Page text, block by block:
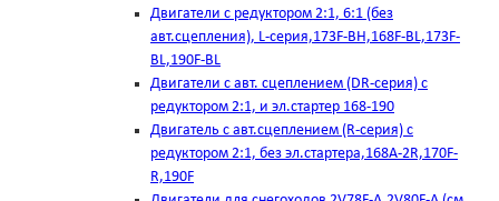
Двигатели с редуктором 2:1, 6:1 (без
авт.сцепления), L-серия,173F-BH,168F-BL,173F-
BL,190F-BL
Двигатели с авт. сцеплением (DR-серия) с
редуктором 2:1, и эл.стартер 168-190
Двигатель с авт.сцеплением (R-серия) с
редуктором 2:1, без эл.стартера,168А-2R,170F-
R,190F